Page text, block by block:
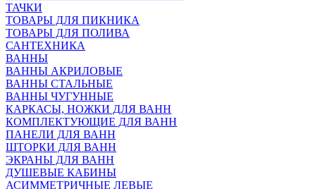
ТАЧКИ
ТОВАРЫ ДЛЯ ПИКНИКА
ТОВАРЫ ДЛЯ ПОЛИВА
САНТЕХНИКА
ВАННЫ
ВАННЫ АКРИЛОВЫЕ
ВАННЫ СТАЛЬНЫЕ
ВАННЫ ЧУГУННЫЕ
КАРКАСЫ, НОЖКИ ДЛЯ ВАНН
КОМПЛЕКТУЮЩИЕ ДЛЯ ВАНН
ПАНЕЛИ ДЛЯ ВАНН
ШТОРКИ ДЛЯ ВАНН
ЭКРАНЫ ДЛЯ ВАНН
ДУШЕВЫЕ КАБИНЫ
АСИММЕТРИЧНЫЕ ЛЕВЫЕ